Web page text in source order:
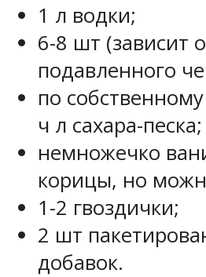
1 л водки;
6-8 шт (зависит
подавленного
по
ч л сахара-песка;
немножечко
корицы, но
1-2 гвоздички;
2 шт
добавок.